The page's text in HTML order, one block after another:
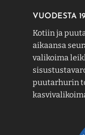
VUODESTA
Kotiin ja
aikaansa
valikoima
puutarhurin